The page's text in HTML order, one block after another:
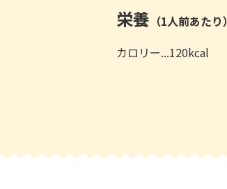
栄養 （1人前あたり）
カロリー...120kcal